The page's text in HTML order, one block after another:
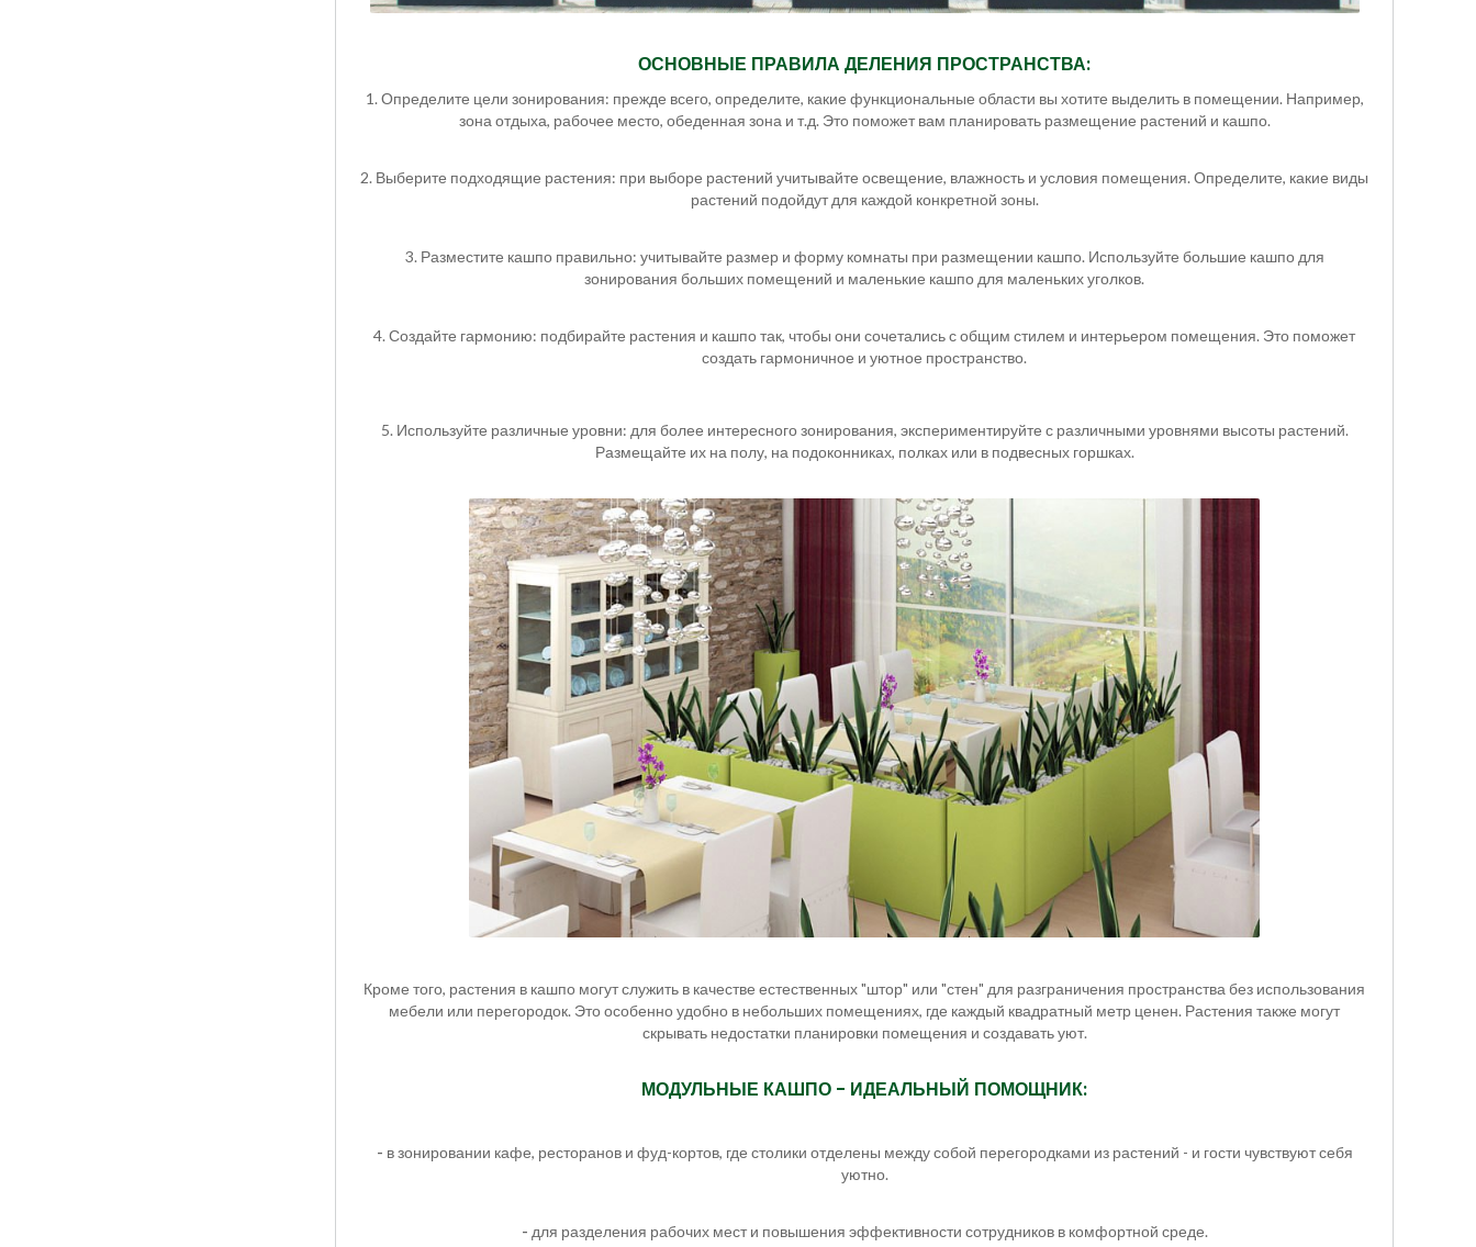
ОСНОВНЫЕ ПРАВИЛА ДЕЛЕНИЯ ПРОСТРАНСТВА:
1. Определите цели зонирования: прежде всего, определите, какие функциональные области вы хотите выделить в помещении. Например,
зона отдыха, рабочее место, обеденная зона и т.д. Это поможет вам планировать размещение растений и кашпо.
2. Выберите подходящие растения: при выборе растений учитывайте освещение, влажность и условия помещения. Определите, какие виды
растений подойдут для каждой конкретной зоны.
3. Разместите кашпо правильно: учитывайте размер и форму комнаты при размещении кашпо. Используйте большие кашпо для
зонирования больших помещений и маленькие кашпо для маленьких уголков.
4. Создайте гармонию: подбирайте растения и кашпо так, чтобы они сочетались с общим стилем и интерьером помещения. Это поможет
создать гармоничное и уютное пространство.
5. Используйте различные уровни: для более интересного зонирования, экспериментируйте с различными уровнями высоты растений.
Размещайте их на полу, на подоконниках, полках или в подвесных горшках.
Кроме того, растения в кашпо могут служить в качестве естественных "штор" или "стен" для разграничения пространства без использования
мебели или перегородок. Это особенно удобно в небольших помещениях, где каждый квадратный метр ценен. Растения также могут
скрывать недостатки планировки помещения и создавать уют.
МОДУЛЬНЫЕ КАШПО - ИДЕАЛЬНЫЙ ПОМОЩНИК:
- в зонировании кафе, ресторанов и фуд-кортов, где столики отделены между собой перегородками из растений - и гости чувствуют себя
уютно.
- для разделения рабочих мест и повышения эффективности сотрудников в комфортной среде.